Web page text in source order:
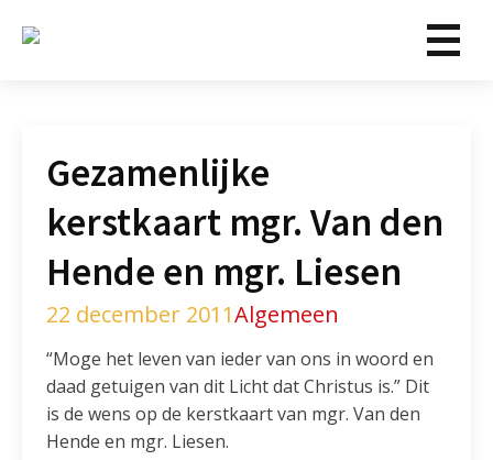
Gezamenlijke
kerstkaart mgr. Van den
Hende en mgr. Liesen
22 december 2011Algemeen
“Moge het leven van ieder van ons in woord en
daad getuigen van dit Licht dat Christus is.” Dit
is de wens op de kerstkaart van mgr. Van den
Hende en mgr. Liesen.